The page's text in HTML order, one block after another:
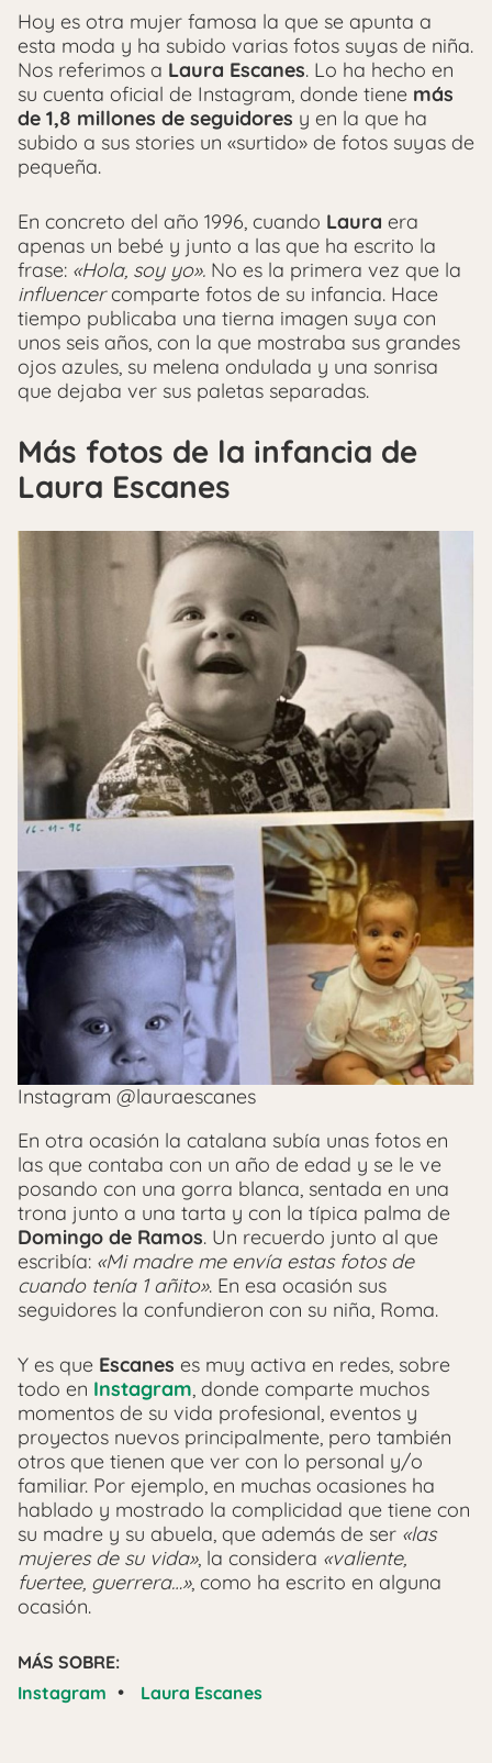
Hoy es otra mujer famosa la que se apunta a
esta moda y ha subido varias fotos suyas de niña.
Nos referimos a Laura Escanes. Lo ha hecho en
su cuenta oficial de Instagram, donde tiene más
de 1,8 millones de seguidores y en la que ha
subido a sus stories un «surtido» de fotos suyas de
pequeña.
En concreto del año 1996, cuando Laura era
apenas un bebé y junto a las que ha escrito la
frase: «Hola, soy yo». No es la primera vez que la
influencercomparte fotos de su infancia. Hace
tiempo publicaba una tierna imagen suya con
unos seis años, con la que mostraba sus grandes
ojos azules, su melena ondulada y una sonrisa
que dejaba ver sus paletas separadas.
Más fotos de la infancia de
Laura Escanes
Instagram @lauraescanes
En otra ocasión la catalana subía unas fotos en
las que contaba con un año de edad y se le ve
posando con una gorra blanca, sentada en una
trona junto a una tarta y con la típica palma de
Domingo de Ramos. Un recuerdo junto al que
escribía: «Mi madre me envía estas fotos de
cuando tenía 1 añito». En esa ocasión sus
seguidores la confundieron con su niña, Roma.
Y es que Escanes es muy activa en redes, sobre
todo en Instagram, donde comparte muchos
momentos de su vida profesional, eventos y
proyectos nuevos principalmente, pero también
otros que tienen que ver con lo personal y/o
familiar. Por ejemplo, en muchas ocasiones ha
hablado y mostrado la complicidad que tiene con
su madre y su abuela, que además de ser «las
mujeres de su vida», la considera «valiente,
fuertee, guerrera…», como ha escrito en alguna
ocasión.
MÁS SOBRE:
Instagram • Laura Escanes